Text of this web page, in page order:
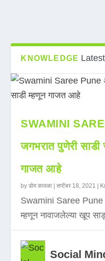
KNOWLEDGE Latest
SWAMINI
जगभरात पुणेरी साडी
गाजत आहे
byडोम कावळा |सप्टेंबर 18, 2021
Swamini Saree Pune
म्हणून नावाजलेल्या खूप
Social